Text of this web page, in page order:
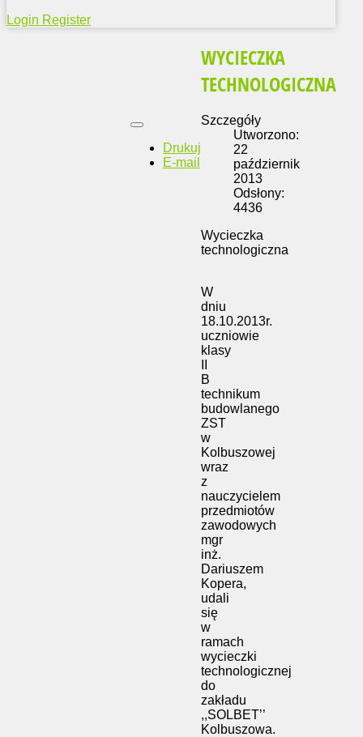
Login Register
WYCIECZKA
TECHNOLOGICZNA
Drukuj
E-mail
Szczegóły
Utworzono:
22
październik
2013
Odsłony:
4436
Wycieczka
technologiczna
W
dniu
18.10.2013r.
uczniowie
klasy
B
technikum
budowlanego
ZST
w
Kolbuszowej
wraz
z
nauczycielem
przedmiotów
zawodowych
mgr
inż.
Dariuszem
Kopera,
udali
się
w
ramach
wycieczki
technologicznej
do
zakładu
,,SOLBET’’
Kolbuszowa.